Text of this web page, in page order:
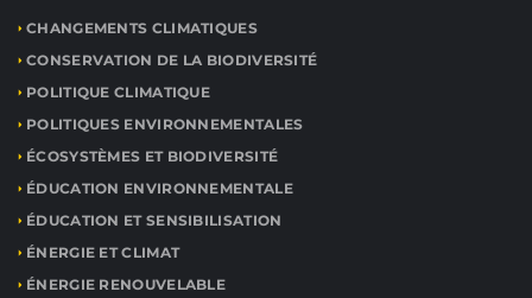
CHANGEMENTS CLIMATIQUES
CONSERVATION DE LA BIODIVERSITÉ
POLITIQUE CLIMATIQUE
POLITIQUES ENVIRONNEMENTALES
ÉCOSYSTÈMES ET BIODIVERSITÉ
ÉDUCATION ENVIRONNEMENTALE
ÉDUCATION ET SENSIBILISATION
ÉNERGIE ET CLIMAT
ÉNERGIE RENOUVELABLE